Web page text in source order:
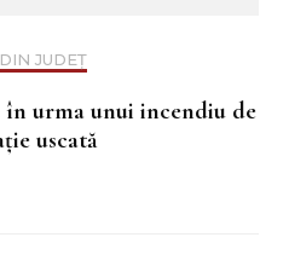
JUDEȚ
în urma unui incendiu de
uscată